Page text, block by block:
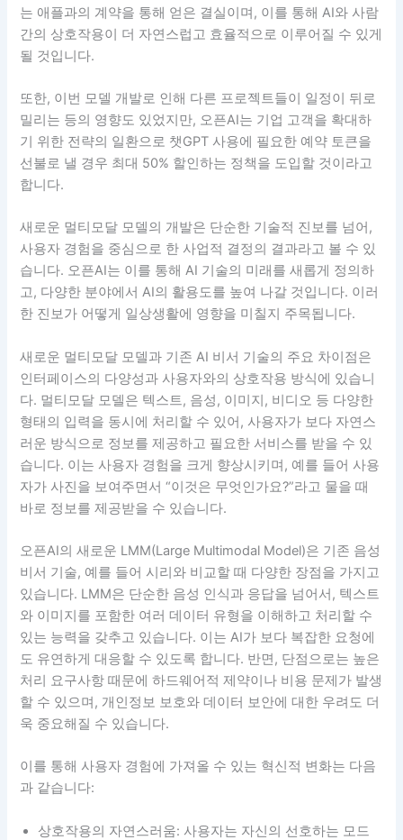
는 애플과의 계약을 통해 얻은 결실이며, 이를 통해 AI와 사람
간의 상호작용이 더 자연스럽고 효율적으로 이루어질 수 있게
될 것입니다.
또한, 이번 모델 개발로 인해 다른 프로젝트들이 일정이 뒤로
밀리는 등의 영향도 있었지만, 오픈AI는 기업 고객을 확대하
기 위한 전략의 일환으로 챗GPT 사용에 필요한 예약 토큰을
선불로 낼 경우 최대 50% 할인하는 정책을 도입할 것이라고
합니다.
새로운 멀티모달 모델의 개발은 단순한 기술적 진보를 넘어,
사용자 경험을 중심으로 한 사업적 결정의 결과라고 볼 수 있
습니다. 오픈AI는 이를 통해 AI 기술의 미래를 새롭게 정의하
고, 다양한 분야에서 AI의 활용도를 높여 나갈 것입니다. 이러
한 진보가 어떻게 일상생활에 영향을 미칠지 주목됩니다.
새로운 멀티모달 모델과 기존 AI 비서 기술의 주요 차이점은
인터페이스의 다양성과 사용자와의 상호작용 방식에 있습니
다. 멀티모달 모델은 텍스트, 음성, 이미지, 비디오 등 다양한
형태의 입력을 동시에 처리할 수 있어, 사용자가 보다 자연스
러운 방식으로 정보를 제공하고 필요한 서비스를 받을 수 있
습니다. 이는 사용자 경험을 크게 향상시키며, 예를 들어 사용
자가 사진을 보여주면서 “이것은 무엇인가요?”라고 물을 때
바로 정보를 제공받을 수 있습니다.
오픈AI의 새로운 LMM(Large Multimodal Model)은 기존 음성
비서 기술, 예를 들어 시리와 비교할 때 다양한 장점을 가지고
있습니다. LMM은 단순한 음성 인식과 응답을 넘어서, 텍스트
와 이미지를 포함한 여러 데이터 유형을 이해하고 처리할 수
있는 능력을 갖추고 있습니다. 이는 AI가 보다 복잡한 요청에
도 유연하게 대응할 수 있도록 합니다. 반면, 단점으로는 높은
처리 요구사항 때문에 하드웨어적 제약이나 비용 문제가 발생
할 수 있으며, 개인정보 보호와 데이터 보안에 대한 우려도 더
욱 중요해질 수 있습니다.
이를 통해 사용자 경험에 가져올 수 있는 혁신적 변화는 다음
과 같습니다:
상호작용의 자연스러움: 사용자는 자신의 선호하는 모드